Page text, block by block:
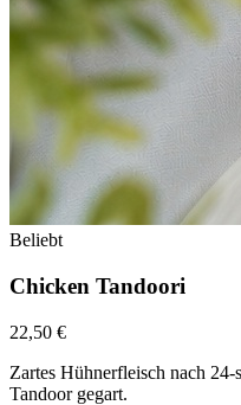
Beliebt
Chicken Tandoori
22,50 €
Zartes Hühnerfleisch nach
Tandoor gegart.